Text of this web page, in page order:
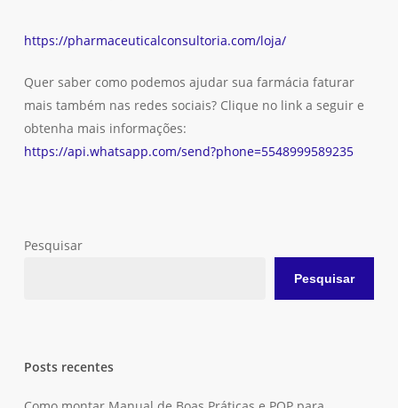
https://pharmaceuticalconsultoria.com/loja/
Quer saber como podemos ajudar sua farmácia faturar
mais também nas redes sociais? Clique no link a seguir e
obtenha mais informações:
https://api.whatsapp.com/send?phone=5548999589235
Pesquisar
Pesquisar
Posts recentes